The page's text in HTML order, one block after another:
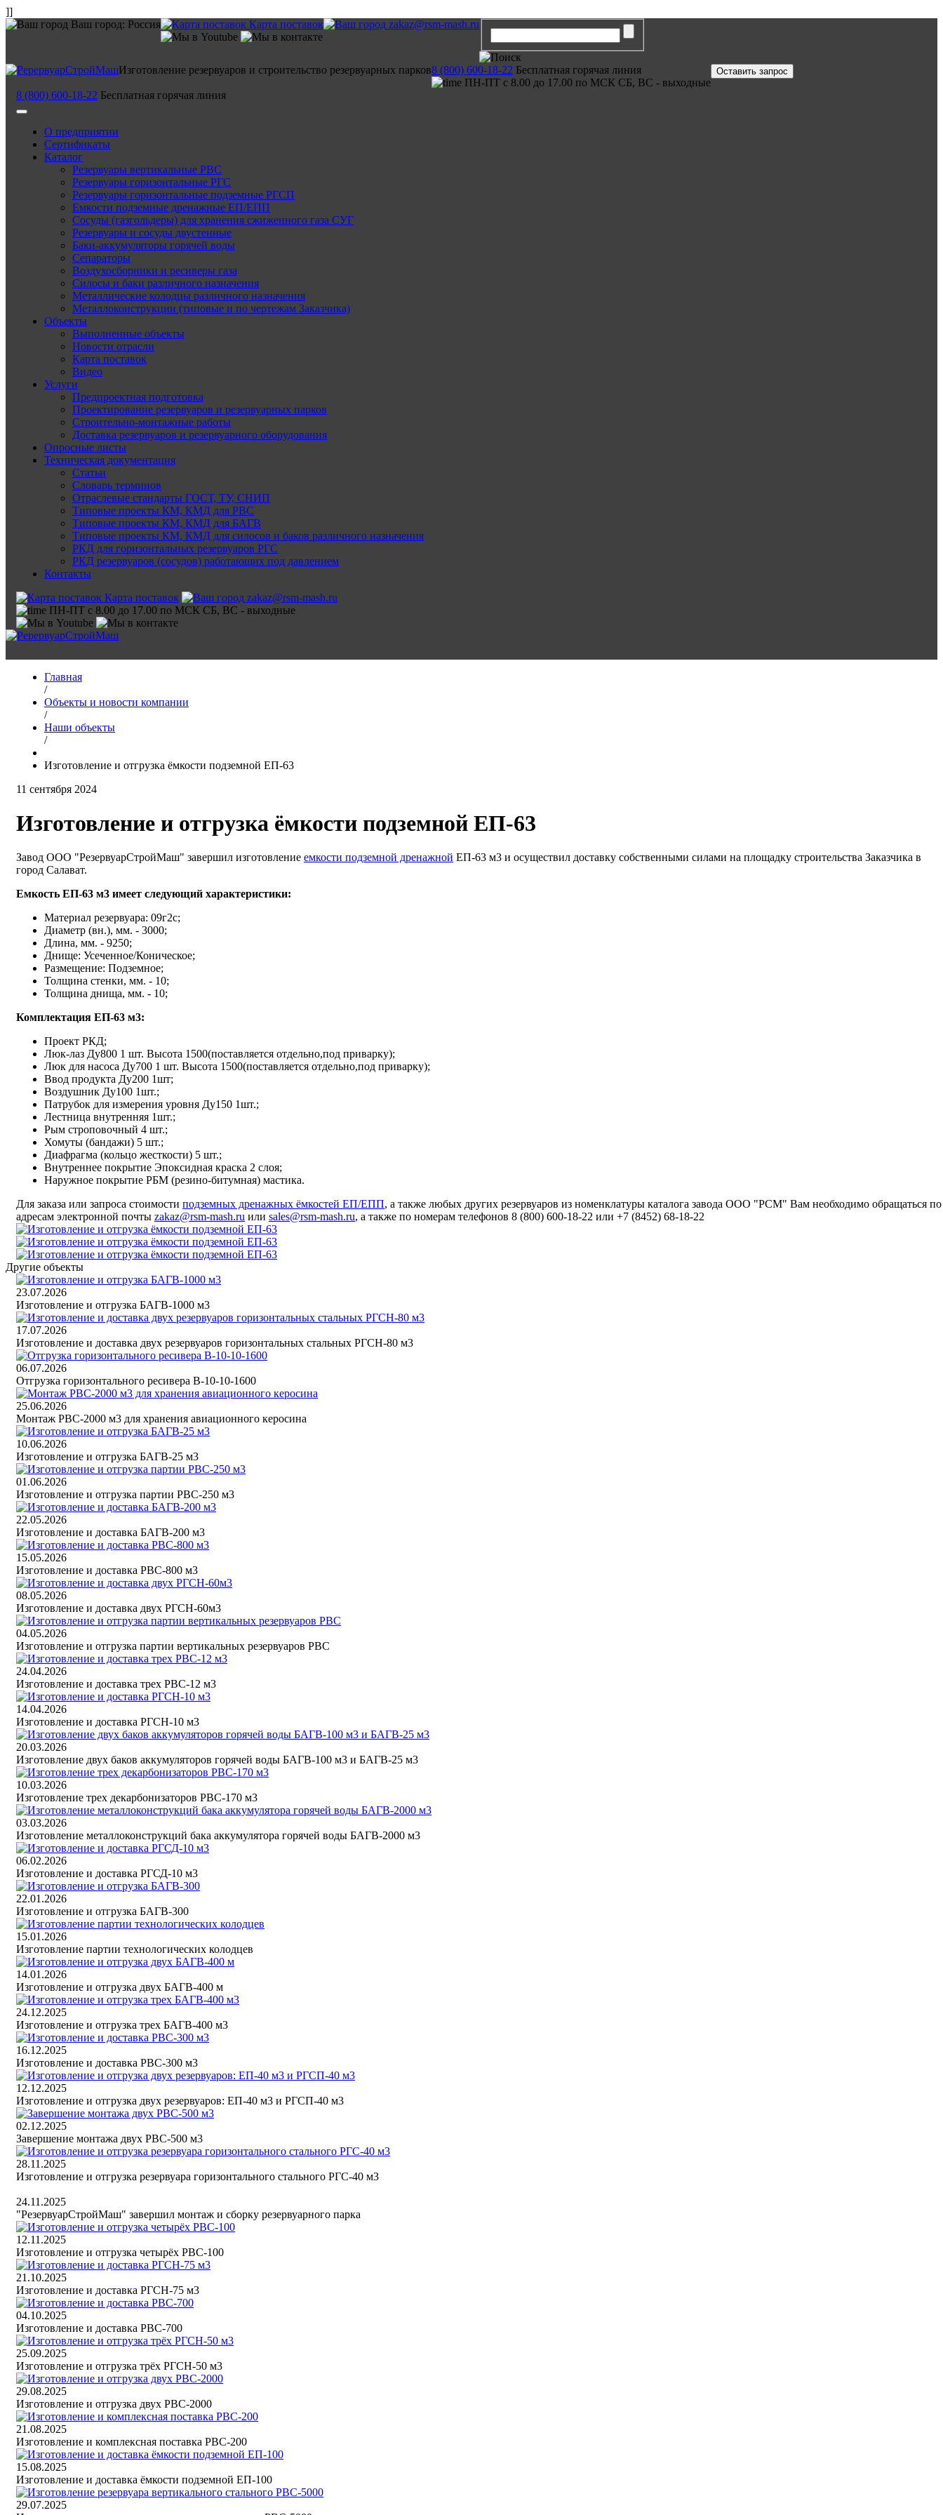
]]
Ваш город: Россия Карта поставок zakaz@rsm-mash.ru
Изготовление резервуаров и строительство резервуарных парков8 (800) 600-18-22 Бесплатная горячая линия
ПН-ПТ с 8.00 до 17.00 по МСК СБ, ВС - выходные
Оставить запрос
8 (800) 600-18-22 Бесплатная горячая линия
О предприятии
Сертификаты
Каталог
Резервуары вертикальные РВС
Резервуары горизонтальные РГС
Резервуары горизонтальные подземные РГСП
Емкости подземные дренажные ЕП/ЕПП
Сосуды (газгольдеры) для хранения сжиженного газа СУГ
Резервуары и сосуды двустенные
Баки-аккумуляторы горячей воды
Сепараторы
Воздухосборники и ресиверы газа
Силосы и баки различного назначения
Металлические колодцы различного назначения
Металлоконструкции (типовые и по чертежам Заказчика)
Объекты
Выполненные объекты
Новости отрасли
Карта поставок
Видео
Услуги
Предпроектная подготовка
Проектирование резервуаров и резервуарных парков
Строительно-монтажные работы
Доставка резервуаров и резервуарного оборудования
Опросные листы
Техническая документация
Статьи
Словарь терминов
Отраслевые стандарты ГОСТ, ТУ, СНИП
Типовые проекты КМ, КМД для РВС
Типовые проекты КМ, КМД для БАГВ
Типовые проекты КМ, КМД для силосов и баков различного назначения
РКД для горизонтальных резервуаров РГС
РКД резервуаров (сосудов) работающих под давлением
Контакты
Карта поставок
zakaz@rsm-mash.ru
ПН-ПТ с 8.00 до 17.00 по МСК СБ, ВС - выходные
Главная
/
Объекты и новости компании
/
Наши объекты
/
Изготовление и отгрузка ёмкости подземной ЕП-63
11 сентября 2024
Изготовление и отгрузка ёмкости подземной ЕП-63
Завод ООО "РезервуарСтройМаш" завершил изготовление емкости подземной дренажной ЕП-63 м3 и осуществил доставку собственными силами на площадку строительства Заказчика в
город Салават.
Емкость ЕП-63 м3 имеет следующий характеристики:
Материал резервуара: 09г2с;
Диаметр (вн.), мм. - 3000;
Длина, мм. - 9250;
Днище: Усеченное/Коническое;
Размещение: Подземное;
Толщина стенки, мм. - 10;
Толщина днища, мм. - 10;
Комплектация ЕП-63 м3:
Проект РКД;
Люк-лаз Ду800 1 шт. Высота 1500(поставляется отдельно,под приварку);
Люк для насоса Ду700 1 шт. Высота 1500(поставляется отдельно,под приварку);
Ввод продукта Ду200 1шт;
Воздушник Ду100 1шт.;
Патрубок для измерения уровня Ду150 1шт.;
Лестница внутренняя 1шт.;
Рым строповочный 4 шт.;
Хомуты (бандажи) 5 шт.;
Диафрагма (кольцо жесткости) 5 шт.;
Внутреннее покрытие Эпоксидная краска 2 слоя;
Наружное покрытие РБМ (резино-битумная) мастика.
Для заказа или запроса стоимости подземных дренажных ёмкостей ЕП/ЕПП, а также любых других резервуаров из номенклатуры каталога завода ООО "РСМ" Вам необходимо обращаться по
адресам электронной почты zakaz@rsm-mash.ru или sales@rsm-mash.ru, а также по номерам телефонов 8 (800) 600-18-22 или +7 (8452) 68-18-22
Другие объекты
23.07.2026
Изготовление и отгрузка БАГВ-1000 м3
17.07.2026
Изготовление и доставка двух резервуаров горизонтальных стальных РГСН-80 м3
06.07.2026
Отгрузка горизонтального ресивера В-10-10-1600
25.06.2026
Монтаж РВС-2000 м3 для хранения авиационного керосина
10.06.2026
Изготовление и отгрузка БАГВ-25 м3
01.06.2026
Изготовление и отгрузка партии РВС-250 м3
22.05.2026
Изготовление и доставка БАГВ-200 м3
15.05.2026
Изготовление и доставка РВС-800 м3
08.05.2026
Изготовление и доставка двух РГСН-60м3
04.05.2026
Изготовление и отгрузка партии вертикальных резервуаров РВС
24.04.2026
Изготовление и доставка трех РВС-12 м3
14.04.2026
Изготовление и доставка РГСН-10 м3
20.03.2026
Изготовление двух баков аккумуляторов горячей воды БАГВ-100 м3 и БАГВ-25 м3
10.03.2026
Изготовление трех декарбонизаторов РВС-170 м3
03.03.2026
Изготовление металлоконструкций бака аккумулятора горячей воды БАГВ-2000 м3
06.02.2026
Изготовление и доставка РГСД-10 м3
22.01.2026
Изготовление и отгрузка БАГВ-300
15.01.2026
Изготовление партии технологических колодцев
14.01.2026
Изготовление и отгрузка двух БАГВ-400 м
24.12.2025
Изготовление и отгрузка трех БАГВ-400 м3
16.12.2025
Изготовление и доставка РВС-300 м3
12.12.2025
Изготовление и отгрузка двух резервуаров: ЕП-40 м3 и РГСП-40 м3
02.12.2025
Завершение монтажа двух РВС-500 м3
28.11.2025
Изготовление и отгрузка резервуара горизонтального стального РГС-40 м3
24.11.2025
"РезервуарСтройМаш" завершил монтаж и сборку резервуарного парка
12.11.2025
Изготовление и отгрузка четырёх РВС-100
21.10.2025
Изготовление и доставка РГСН-75 м3
04.10.2025
Изготовление и доставка РВС-700
25.09.2025
Изготовление и отгрузка трёх РГСН-50 м3
29.08.2025
Изготовление и отгрузка двух РВС-2000
21.08.2025
Изготовление и комплексная поставка РВС-200
15.08.2025
Изготовление и доставка ёмкости подземной ЕП-100
29.07.2025